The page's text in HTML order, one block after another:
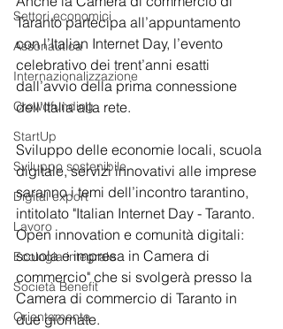
Settori economici
Assonautica
Internazionalizzazione
Crowdfunding
StartUp
Sviluppo sostenibile
Digital export
Lavoro
Ecologia integrale
Società Benefit
Orientamento
Taranto partecipa all’appuntamento
con l’Italian Internet Day, l’evento
celebrativo dei trent’anni esatti
dall’avvio della prima connessione
dell’Italia alla rete.
Sviluppo delle economie locali, scuola
digitale, servizi innovativi alle imprese
saranno i temi dell’incontro tarantino,
intitolato "Italian Internet Day - Taranto.
Open innovation e comunità digitali:
scuola e impresa in Camera di
commercio" che si svolgerà presso la
Camera di commercio di Taranto in
due giornate.